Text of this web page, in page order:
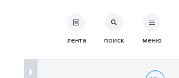
лента поиск меню